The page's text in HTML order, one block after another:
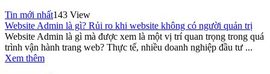
Tin mới nhất143 View
Website Admin là gì? Rủi ro khi website không có người quản trị
Website Admin là gì mà được xem là một vị trí quan trọng trong quá
trình vận hành trang web? Thực tế, nhiều doanh nghiệp đầu tư ...
Xem thêm